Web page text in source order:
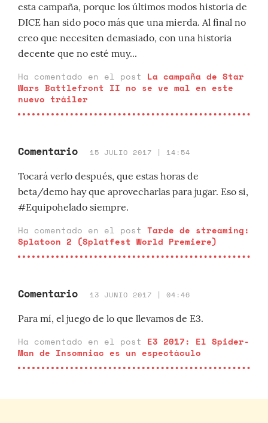
esta campaña, porque los últimos modos historia de
DICE han sido poco más que una mierda. Al final no
creo que necesiten demasiado, con una historia
decente que no esté muy...
Ha comentado en el post La campaña de Star
Wars Battlefront II no se ve mal en este
nuevo tráiler
Comentario 15 JULIO 2017 | 14:54
Tocará verlo después, que estas horas de
beta/demo hay que aprovecharlas para jugar. Eso si,
#Equipohelado siempre.
Ha comentado en el post Tarde de streaming:
Splatoon 2 (Splatfest World Premiere)
Comentario 13 JUNIO 2017 | 04:46
Para mí, el juego de lo que llevamos de E3.
Ha comentado en el post E3 2017: El Spider-
Man de Insomniac es un espectáculo